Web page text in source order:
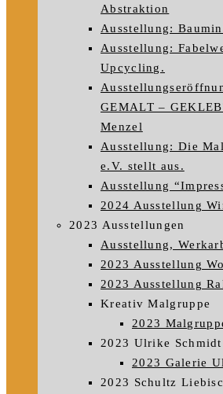
Abstraktion
Ausstellung:
Ausstellung:
Upcycling.
GEMALT –
Menzel
Ausstellung: Die
e.V. stellt aus.
Ausstellung
2024 Ausstellung
2023 Ausstellungen
Ausstellung,
2023 Ausstellung
2023 Ausstellung
Kreativ Malgruppe
2023
2023 Ulrike Schmidt
2023 Galerie
2023 Schultz